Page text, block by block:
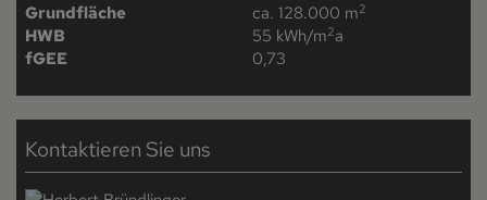
Grundfläche ca. 128.000 m2
HWB 55 kWh/m2a
fGEE
0,73
Kontaktieren Sie uns